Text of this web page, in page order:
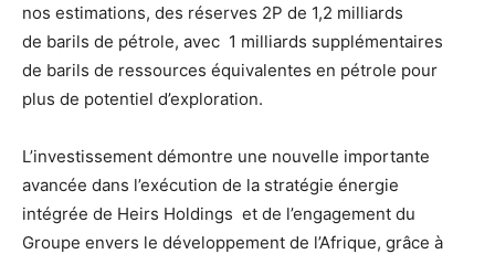
nos estimations, des réserves 2P de 1,2 milliards
de barils de pétrole, avec 1 milliards supplémentaires
de barils de ressources équivalentes en pétrole pour
plus de potentiel d’exploration.
L’investissement démontre une nouvelle importante
avancée dans l’exécution de la stratégie énergie
intégrée de Heirs Holdings et de l’engagement du
Groupe envers le développement de l’Afrique, grâce à